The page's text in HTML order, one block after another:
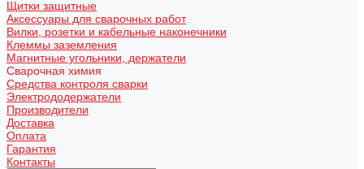
Щитки защитные
Аксессуары для сварочных работ
Вилки, розетки и кабельные наконечники
Клеммы заземления
Магнитные угольники, держатели
Сварочная химия
Средства контроля сварки
Электрододержатели
Производители
Доставка
Оплата
Гарантия
Контакты